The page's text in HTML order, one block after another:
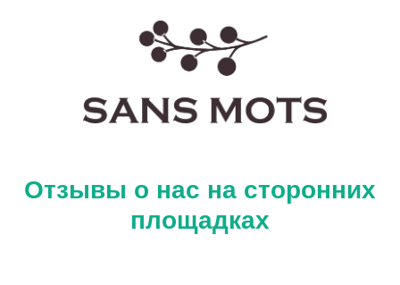
Отзывы о нас на сторонних
площадках